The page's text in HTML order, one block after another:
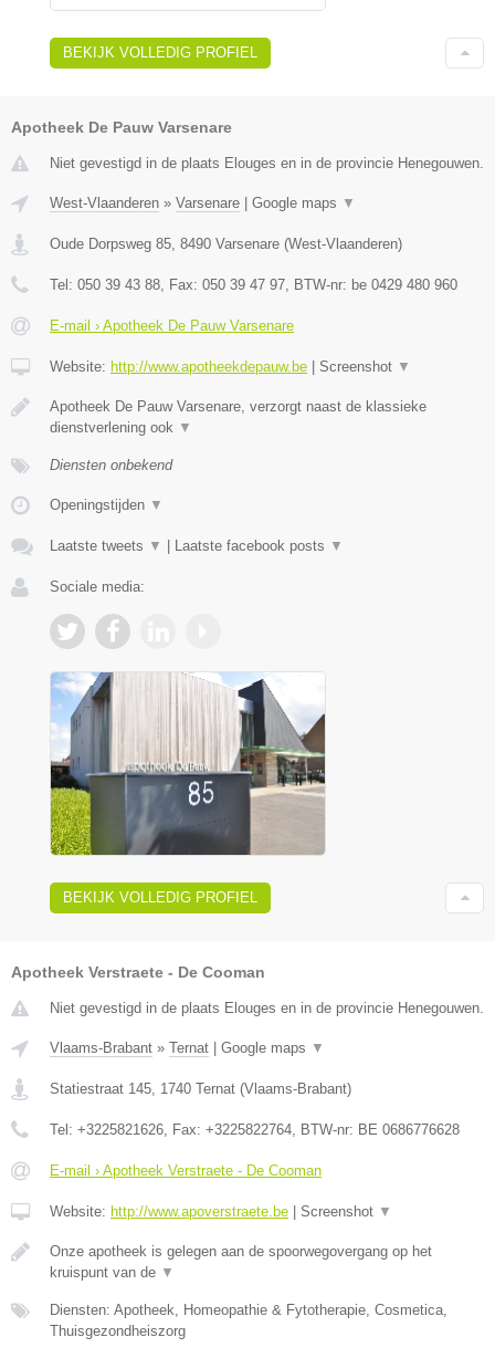
BEKIJK VOLLEDIG PROFIEL
Apotheek De Pauw Varsenare
Niet gevestigd in de plaats Elouges en in de provincie Henegouwen.
West-Vlaanderen » Varsenare Google maps ▼
Oude Dorpsweg 85 8490 Varsenare (West-Vlaanderen)
Tel: 050 39 43 88 , Fax: 050 39 47 97 , BTW-nr: be 0429 480 960
E-mail › Apotheek De Pauw Varsenare
Website: http://www.apotheekdepauw.be Screenshot ▼
Apotheek De Pauw Varsenare, verzorgt naast de klassieke
dienstverlening ook ▼
Diensten onbekend
Openingstijden ▼
Laatste tweets ▼ Laatste facebook posts ▼
Sociale media:
BEKIJK VOLLEDIG PROFIEL
Apotheek Verstraete - De Cooman
Niet gevestigd in de plaats Elouges en in de provincie Henegouwen.
Vlaams-Brabant » Ternat | Google maps ▼
Statiestraat 145 1740 Ternat (Vlaams-Brabant)
Tel: +3225821626 , Fax: +3225822764 , BTW-nr: BE 0686776628
E-mail › Apotheek Verstraete - De Cooman
Website: http://www.apoverstraete.be | Screenshot ▼
Onze apotheek is gelegen aan de spoorwegovergang op het
kruispunt van de ▼
Diensten: Apotheek, Homeopathie & Fytotherapie, Cosmetica,
Thuisgezondheiszorg